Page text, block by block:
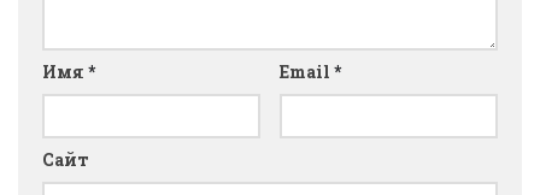
Имя * Email *
Сайт